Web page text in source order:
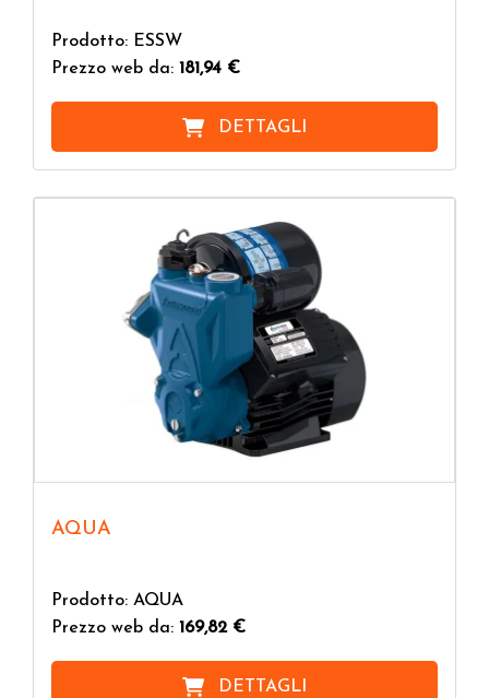
Prodotto: ESSW
Prezzo web da: 181,94 €
DETTAGLI
AQUA
Prodotto: AQUA
Prezzo web da: 169,82 €
DETTAGLI